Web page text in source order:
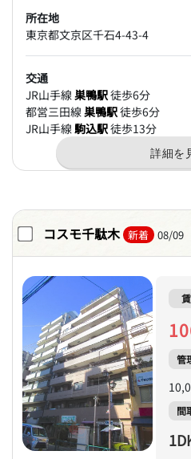
所在地
東京都文京区千石4-43-4
交通
JR山手線巣鴨駅徒歩6分
都営三田線巣鴨駅徒歩6分
JR山手線駒込駅徒歩13分
コスモ千駄木 新着 08/09
管
間